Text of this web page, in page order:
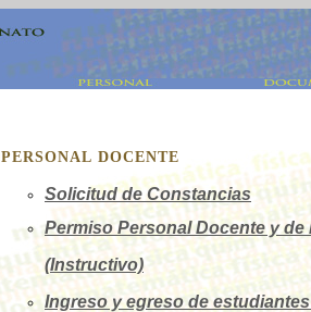
PERSONAL DOCENTE
Solicitud de Constancias
Permiso Personal Docente y
(Instructivo)
Ingreso y egreso de